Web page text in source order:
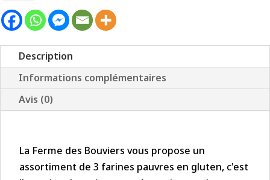
Lot
MINI
Description
Informations complémentaires
Avis (0)
La Ferme des Bouviers vous propose un
assortiment de 3 farines pauvres en gluten, c'est